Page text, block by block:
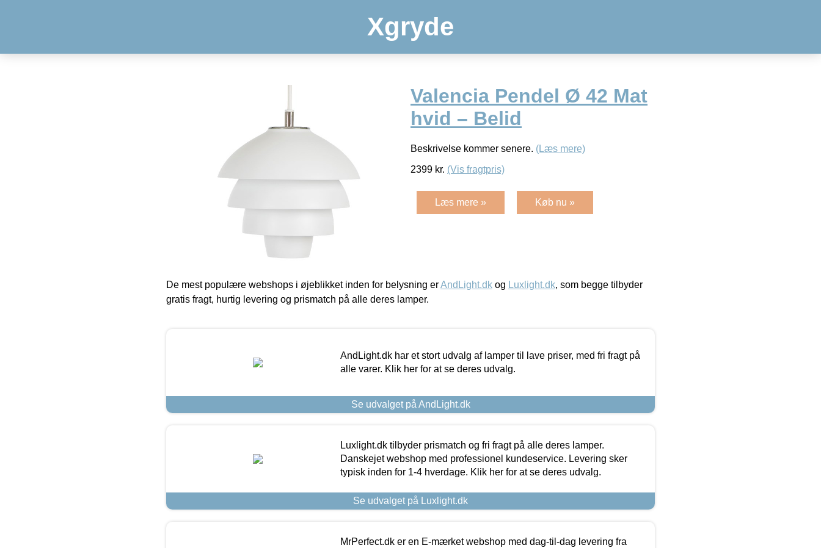
Xgryde
Valencia Pendel Ø 42 Mat
hvid – Belid
Beskrivelse kommer senere. (Læs mere)
2399 kr. (Vis fragtpris)
Læs mere » Køb nu »
De mest populære webshops i øjeblikket inden for belysning erAndLight.dk og Luxlight.dk, som begge tilbyder
gratis fragt, hurtig levering og prismatch på alle deres lamper.
AndLight.dk har et stort udvalg af lamper til lave priser, med fri fragt på
alle varer. Klik her for at se deres udvalg.
Se udvalget på AndLight.dk
Luxlight.dk tilbyder prismatch og fri fragt på alle deres lamper.
Danskejet webshop med professionel kundeservice. Levering sker
typisk inden for 1-4 hverdage. Klik her for at se deres udvalg.
Se udvalget på Luxlight.dk
MrPerfect.dk er en E-mærket webshop med dag-til-dag levering fra